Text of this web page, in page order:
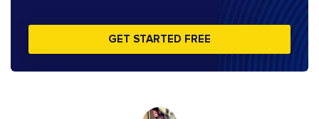
GET STARTED FREE